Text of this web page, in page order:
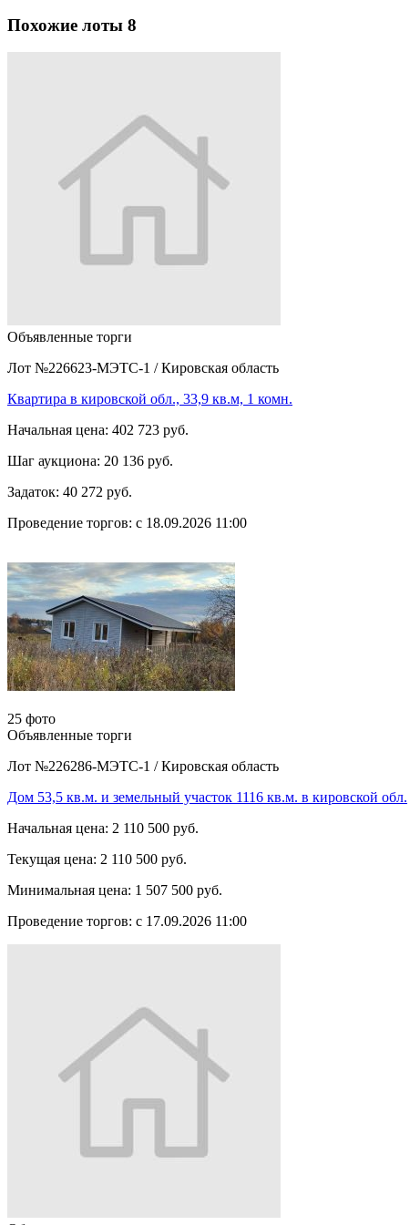
Похожие лоты 8
Объявленные торги
Лот №226623-МЭТС-1 / Кировская область
Квартира в кировской обл., 33,9 кв.м, 1 комн.
Начальная цена: 402 723 руб.
Шаг аукциона: 20 136 руб.
Задаток: 40 272 руб.
Проведение торгов: с 18.09.2026 11:00
25 фото
Объявленные торги
Лот №226286-МЭТС-1 / Кировская область
Дом 53,5 кв.м. и земельный участок 1116 кв.м. в кировской обл.
Начальная цена: 2 110 500 руб.
Текущая цена: 2 110 500 руб.
Минимальная цена: 1 507 500 руб.
Проведение торгов: с 17.09.2026 11:00